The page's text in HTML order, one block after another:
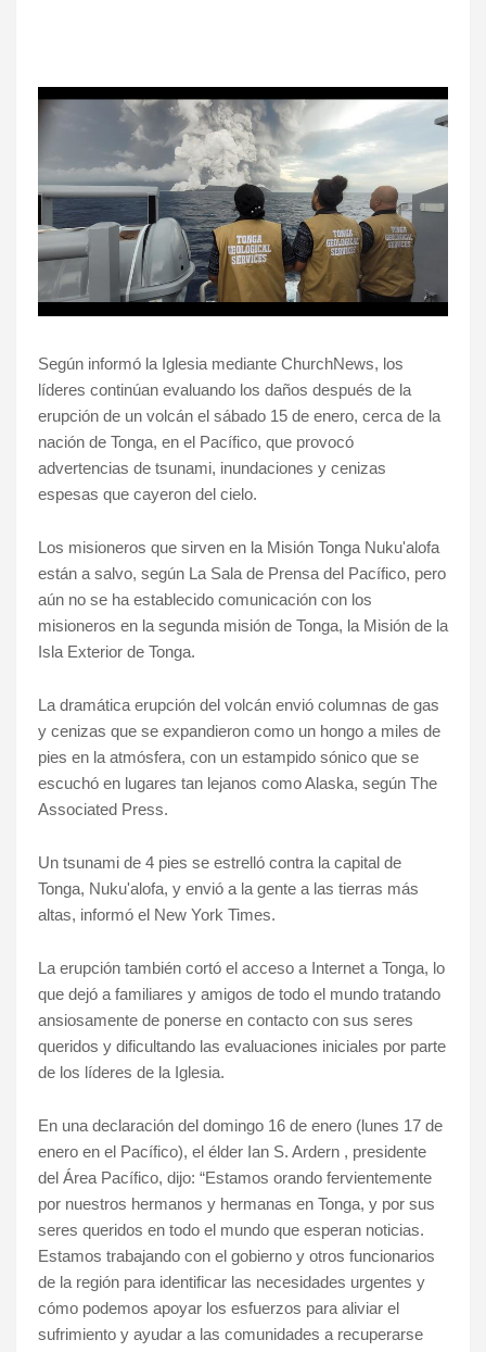
Según informó la Iglesia mediante ChurchNews, los
líderes continúan evaluando los daños después de la
erupción de un volcán el sábado 15 de enero, cerca de la
nación de Tonga, en el Pacífico, que provocó
advertencias de tsunami, inundaciones y cenizas
espesas que cayeron del cielo.
Los misioneros que sirven en la Misión Tonga Nuku'alofa
están a salvo, según La Sala de Prensa del Pacífico, pero
aún no se ha establecido comunicación con los
misioneros en la segunda misión de Tonga, la Misión de la
Isla Exterior de Tonga.
La dramática erupción del volcán envió columnas de gas
y cenizas que se expandieron como un hongo a miles de
pies en la atmósfera, con un estampido sónico que se
escuchó en lugares tan lejanos como Alaska, según The
Associated Press.
Un tsunami de 4 pies se estrelló contra la capital de
Tonga, Nuku'alofa, y envió a la gente a las tierras más
altas, informó el New York Times.
La erupción también cortó el acceso a Internet a Tonga, lo
que dejó a familiares y amigos de todo el mundo tratando
ansiosamente de ponerse en contacto con sus seres
queridos y dificultando las evaluaciones iniciales por parte
de los líderes de la Iglesia.
En una declaración del domingo 16 de enero (lunes 17 de
enero en el Pacífico), el élder Ian S. Ardern , presidente
del Área Pacífico, dijo: “Estamos orando fervientemente
por nuestros hermanos y hermanas en Tonga, y por sus
seres queridos en todo el mundo que esperan noticias.
Estamos trabajando con el gobierno y otros funcionarios
de la región para identificar las necesidades urgentes y
cómo podemos apoyar los esfuerzos para aliviar el
sufrimiento y ayudar a las comunidades a recuperarse